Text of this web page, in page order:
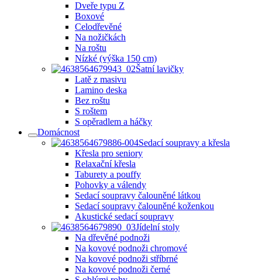
Dveře typu Z
Boxové
Celodřevěné
Na nožičkách
Na roštu
Nízké (výška 150 cm)
Šatní lavičky
Latě z masivu
Lamino deska
Bez roštu
S roštem
S opěradlem a háčky
Domácnost
Sedací soupravy a křesla
Křesla pro seniory
Relaxační křesla
Taburety a pouffy
Pohovky a válendy
Sedací soupravy čalouněné látkou
Sedací soupravy čalouněné koženkou
Akustické sedací soupravy
Jídelní stoly
Na dřevěné podnoži
Na kovové podnoži chromové
Na kovové podnoži stříbrné
Na kovové podnoži černé